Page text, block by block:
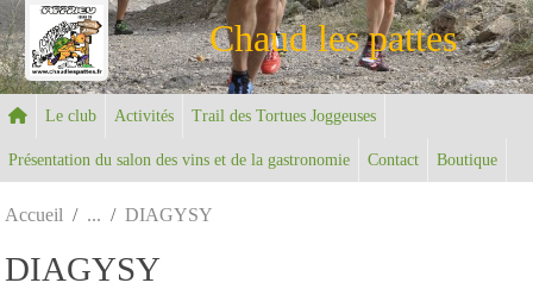
Chaud les pattes
Le club Activités Trail des Tortues Joggeuses
Présentation du salon des vins et de la gastronomie Contact Boutique
Accueil DIAGYSY
DIAGYSY
Panneau de gestion des cookies